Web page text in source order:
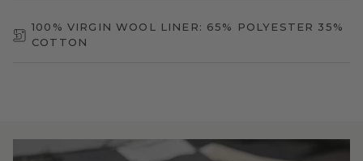
100% VIRGIN WOOL LINER: 65% POLYESTER 35%
COTTON